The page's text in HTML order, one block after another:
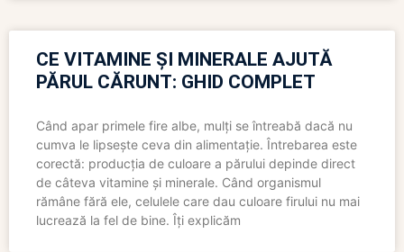
CE VITAMINE ȘI MINERALE AJUTĂ
PĂRUL CĂRUNT: GHID COMPLET
Când apar primele fire albe, mulți se întreabă dacă nu
cumva le lipsește ceva din alimentație. Întrebarea este
corectă: producția de culoare a părului depinde direct
de câteva vitamine și minerale. Când organismul
rămâne fără ele, celulele care dau culoare firului nu mai
lucrează la fel de bine. Îți explicăm